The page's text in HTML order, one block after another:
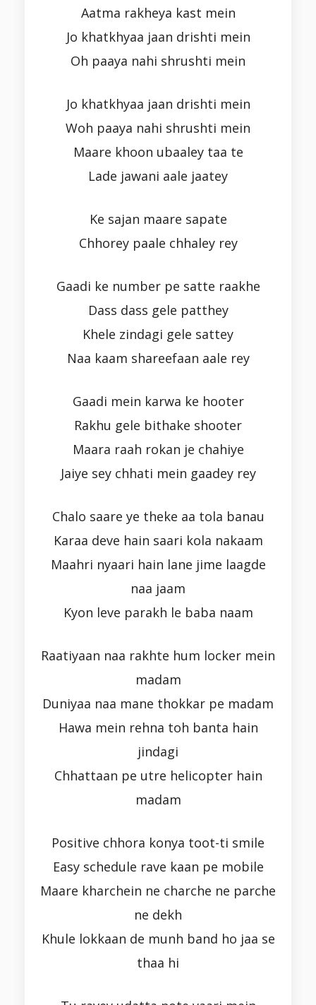
Aatma rakheya kast mein
Jo khatkhyaa jaan drishti mein
Oh paaya nahi shrushti mein
Jo khatkhyaa jaan drishti mein
Woh paaya nahi shrushti mein
Maare khoon ubaaley taa te
Lade jawani aale jaatey
Ke sajan maare sapate
Chhorey paale chhaley rey
Gaadi ke number pe satte raakhe
Dass dass gele patthey
Khele zindagi gele sattey
Naa kaam shareefaan aale rey
Gaadi mein karwa ke hooter
Rakhu gele bithake shooter
Maara raah rokan je chahiye
Jaiye sey chhati mein gaadey rey
Chalo saare ye theke aa tola banau
Karaa deve hain saari kola nakaam
Maahri nyaari hain lane jime laagde
naa jaam
Kyon leve parakh le baba naam
Raatiyaan naa rakhte hum locker mein
madam
Duniyaa naa mane thokkar pe madam
Hawa mein rehna toh banta hain
jindagi
Chhattaan pe utre helicopter hain
madam
Positive chhora konya toot-ti smile
Easy schedule rave kaan pe mobile
Maare kharchein ne charche ne parche
ne dekh
Khule lokkaan de munh band ho jaa se
thaa hi